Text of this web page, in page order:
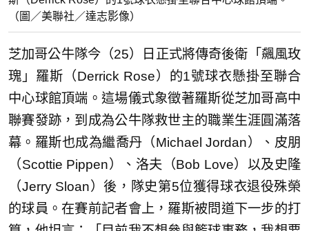
（圖／美聯社／達志影像）
芝加哥公牛隊今（25）日正式將傳奇後衛「飆風玫
瑰」羅斯（Derrick Rose）的1號球衣懸掛至聯合
中心球館頂端。這場儀式象徵著羅斯從芝加哥高中
聯賽發跡，到成為公牛隊救世主的職業生涯圓滿落
幕。羅斯也成為繼喬丹（Michael Jordan）、皮朋
（Scottie Pippen）、洛夫（Bob Love）以及史隆
（Jerry Sloan）後，隊史第5位獲得球衣退役殊榮
的球員。在賽前記者會上，羅斯被問道下一步的打